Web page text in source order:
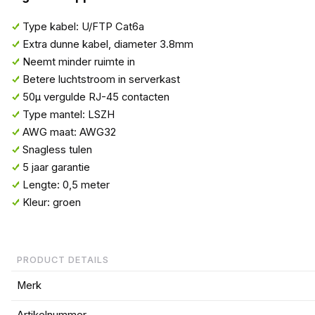
Type kabel: U/FTP Cat6a
Extra dunne kabel, diameter 3.8mm
Neemt minder ruimte in
Betere luchtstroom in serverkast
50µ vergulde RJ-45 contacten
Type mantel: LSZH
AWG maat: AWG32
Snagless tulen
5 jaar garantie
Lengte: 0,5 meter
Kleur: groen
PRODUCT DETAILS
Merk